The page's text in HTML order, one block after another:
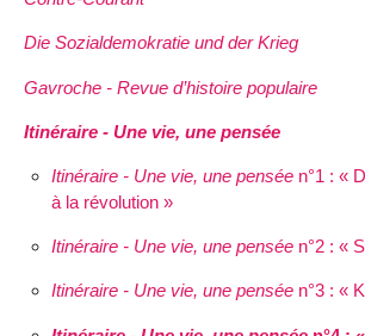
Die Sozialdemokratie und der Krieg
Gavroche - Revue d’histoire populaire
Itinéraire - Une vie, une pensée
Itinéraire - Une vie, une penséen°1 : «
à la révolution »
Itinéraire - Une vie, une penséen°2 : «
Itinéraire - Une vie, une penséen°3 : «